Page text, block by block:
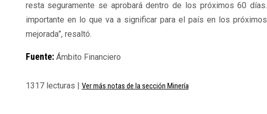
resta seguramente se aprobará dentro de los próximos 60
importante en lo que va a significar para el país en los
mejorada”, resaltó.
Fuente:Ámbito Financiero
1317 lecturas | Ver más notas de la sección Minería